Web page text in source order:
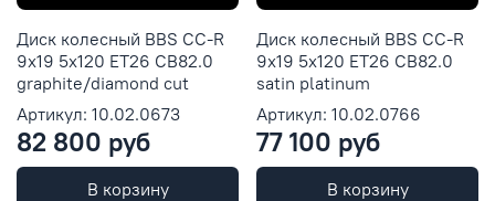
Диск колесный BBS CC-R
9x19 5x120 ET26 CB82.0
graphite/diamond cut
Артикул: 10.02.0673
82 800 руб
В корзину
Диск колесный BBS CC-R
9x19 5x120 ET26 CB82.0
satin platinum
Артикул: 10.02.0766
77 100 руб
В корзину